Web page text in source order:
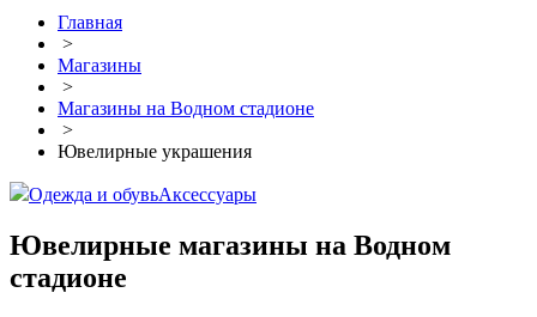
Главная
>
Магазины
>
Магазины на Водном стадионе
>
Ювелирные украшения
Одежда и обувьАксессуары
Ювелирные магазины на Водном
стадионе